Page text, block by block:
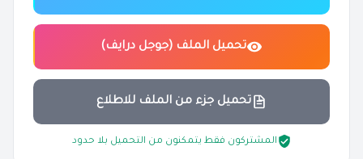
تحميل الملف (جوجل درايف)
تحميل جزء من الملف للاطلاع
المشتركون فقط يتمكنون من التحميل بلا حدود